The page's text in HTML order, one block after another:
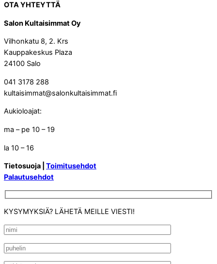
OTA YHTEYTTÄ
Salon Kultaisimmat Oy
Vilhonkatu 8, 2. Krs
Kauppakeskus Plaza
24100 Salo
041 3178 288
kultaisimmat@salonkultaisimmat.fi
Aukioloajat:
ma – pe 10 – 19
la 10 – 16
Tietosuoja | Toimitusehdot
Palautusehdot
KYSYMYKSIÄ? LÄHETÄ MEILLE VIESTI!